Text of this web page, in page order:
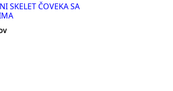
SKELET ČOVEKA SA